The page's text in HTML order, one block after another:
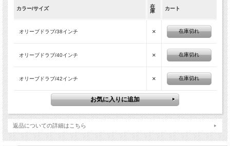
カラー/サイズ
在
庫
カート
オリーブドラブ/38インチ × 在庫切れ
オリーブドラブ/40インチ × 在庫切れ
オリーブドラブ/42インチ × 在庫切れ
返品についての詳細はこちら